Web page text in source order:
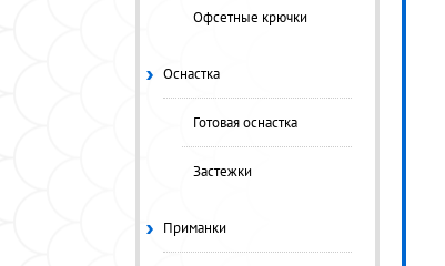
Офсетные крючки
Оснастка
Готовая оснастка
Застежки
Приманки